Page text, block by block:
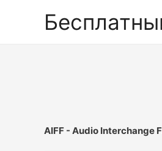
AIFF - Audio Interchange